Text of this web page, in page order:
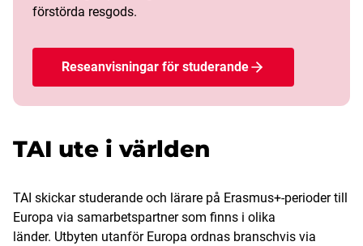
förstörda resgods.
Reseanvisningar för studerande
TAI ute i världen
TAI skickar studerande och lärare på Erasmus+-perioder till
Europa via samarbetspartner som finns i olika
länder. Utbyten utanför Europa ordnas branschvis via